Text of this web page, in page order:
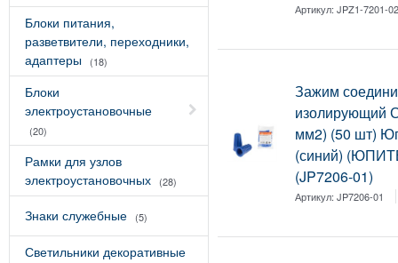
Блоки питания,
разветвители, переходники,
адаптеры
(18)
Блоки
электроустановочные
(20)
Рамки для узлов
электроустановочных
(28)
Знаки служебные (5)
Светильники декоративные
Артикул:JPZ1-7201-
Зажим
изолирующий
мм2) (50 шт)
(синий)
(JP7206-01)
Артикул:JP7206-01